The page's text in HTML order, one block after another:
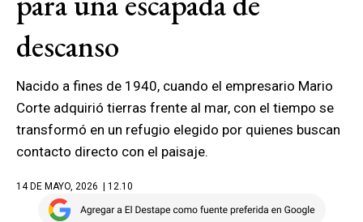
descanso
Nacido a fines de 1940, cuando el empresario Mario
Corte adquirió tierras frente al mar, con el tiempo se
transformó en un refugio elegido por quienes buscan
contacto directo con el paisaje.
14 DE MAYO, 2026 | 12.10